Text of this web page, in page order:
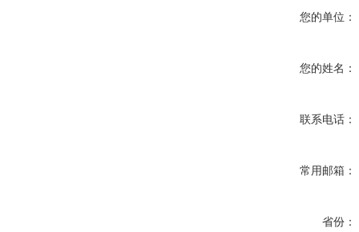
您的单位：
您的姓名：
联系电话：
常用邮箱：
省份：